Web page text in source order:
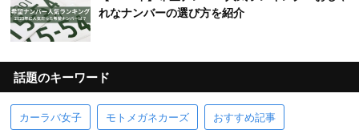
れなナンバーの選び方を紹介
話題のキーワード
カーラバ女子 モトメガネカーズ おすすめ記事